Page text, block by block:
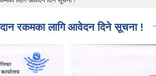
रकमका लागि आवेदन दिने सूचना !